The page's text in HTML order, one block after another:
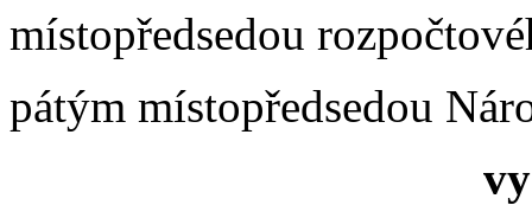
místopředsedou
pátým místopředsedou